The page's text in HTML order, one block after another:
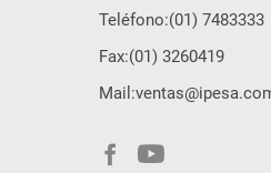
Teléfono:(01) 7483333
Fax:(01) 3260419
Mail: